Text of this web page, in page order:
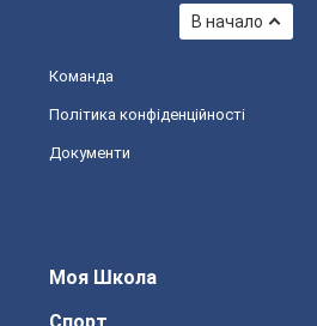
В начало
Команда
Політика конфіденційності
Документи
Моя Школа